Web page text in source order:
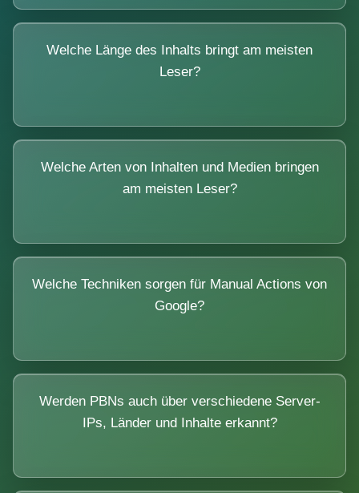
Welche Länge des Inhalts bringt am meisten
Leser?
Welche Arten von Inhalten und Medien bringen
am meisten Leser?
Welche Techniken sorgen für Manual Actions von
Google?
Werden PBNs auch über verschiedene Server-
IPs, Länder und Inhalte erkannt?